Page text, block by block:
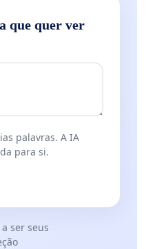
que quer ver
palavras. A IA
para si.
ser seus